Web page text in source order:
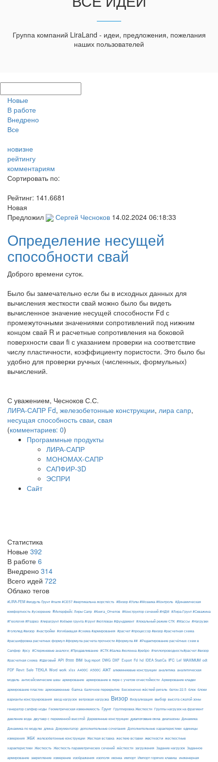
Группа компаний LiraLand - идеи, предложения, пожелания
наших пользователей
Новые
В работе
Внедрено
Все
новизне
рейтингу
комментариям
Сортировать по:
Рейтинг: 141.6681
Новая
Предложил
Сергей Чесноков 14.02.2024 06:18:33
Определение несущей
способности свай
Доброго времени суток.
Было бы замечательно если бы в исходных данных для
вычисления жесткости свай можно было бы видеть
вычисленное значение несущей способности Fd с
промежуточными значениями сопротивлений под нижним
концом свай R и расчетные сопротивления на боковой
поверхности сваи fi с указанием проверки на соответствие
числу пластичности, коэффициенту пористости. Это было бы
удобно для проверки ручных (численных, формульных)
вычислений.
С уважением, Чесноков С.С.
ЛИРА-САПР Fd, железобетонные конструкции, лира сапр,
несущая способность сваи, свая
(комментариев: 0)
Программные продукты
ЛИРА-САПР
МОНОМАХ-САПР
САПФИР-3D
ЭСПРИ
Сайт
Статистика
Новые 392
В работе 6
Внедрено 314
Всего идей 722
Облако тегов
#LIRA-FEM #модуль Ґрунт #паля #СЕ57 #вертикальна жорсткість #Визор #Узлы #Мозаика #Контроль #Динамическая
комфортность #ускорение #Интерфейс Лиры Сапр #Книга_Отчетов #Конструктор сечений #НДМ #Лира-Грунт #Скважина
#Геология #Разрез #лирагрунт #объем грунта #грунт #котлован #фундамент #локальный режим СТК #Массы #Нагрузки
#гололед #визор #настройки #огибающая #схема #армирования #расчет #процессор #визор #расчетная схема
#расшифровка расчетных формул #формула расчета прочности #формула ## #Редактирование расчётных схем в
Сапфир #рсу #Стержневые аналоги; #Продавливание #СТК #балка #колонна #ребро #теплопроводность#расчет #визор
#расчетная схема #Шаговый API B500 BIM bug report DWG DXF Export Fd hd IDEA StatiCa IFC Lef MAXIMUM odt
PDF Revit Safe TEKLA Word work xlsx А400С А500С АЖТ алюминиевые конструкции аналитика аналитическая
модель антисейсмические швы армирование армирование в лире с учетом огнестойкости Армирование кладки
армирование пластин армокаменные балка балочное перекрытие Бесконечно жёсткий ригель бетон 22.5 блок блоки
варианты конструирования ввод нагрузок ветровая нагрузка Визор Визуализация выбор высота сжатой зоны
генератор сапфир ноды Геометрическая изменяемость Грунт Группировка Жесткости Группы нагрузок на фрагмент
давление вода двутавр с переменной высотой Деревянные конструкции диалоговые окна диапазоны Динамика
Динамика по модулю длина Документатор дополнительные сочетания Дополнительные характеристики единицы
измерения ЖБК железобетонные конструкции Жесткая вставка жесткие вставки жесткости жесткостные
характеристики Жесткость Жесткость параметрических сечений жёсткости загружения Задание нагрузок Заданное
армирование закрепление измерение изображения изополя иконка импорт Импорт горячих клавиш инженерная